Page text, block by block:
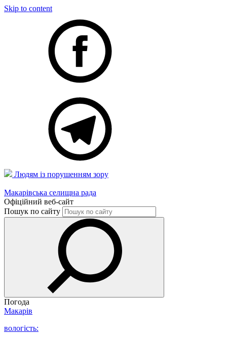
Skip to content
Людям із порушенням зору
Макарівська селищна рада
Офіційний веб-сайт
Пошук по сайту
Погода
Макарів
вологість: